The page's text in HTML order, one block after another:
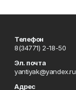
Телефон
8(34771) 2-18-50
Эл. почта
yantiyak@yandex.ru
Адрес